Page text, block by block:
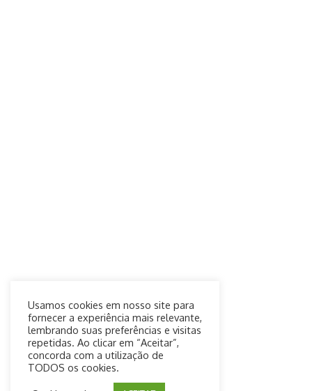
Usamos cookies em nosso site para
fornecer a experiência mais relevante,
lembrando suas preferências e visitas
repetidas. Ao clicar em “Aceitar”,
concorda com a utilização de
TODOS os cookies.